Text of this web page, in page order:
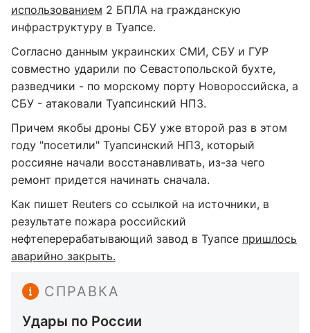
использованием 2 БПЛА на гражданскую
инфраструктуру в Туапсе.
Согласно данным украинских СМИ, СБУ и ГУР
совместно ударили по Севастопольской бухте,
разведчики - по морскому порту Новороссийска, а
СБУ - атаковали Туапсинский НПЗ.
Причем якобы дроны СБУ уже второй раз в этом
году "посетили" Туапсинский НПЗ, который
россияне начали восстанавливать, из-за чего
ремонт придется начинать сначала.
Как пишет Reuters со ссылкой на источники, в
результате пожара российский
нефтеперерабатывающий завод в Туапсе пришлось
аварийно закрыть.
СПРАВКА
Удары по России